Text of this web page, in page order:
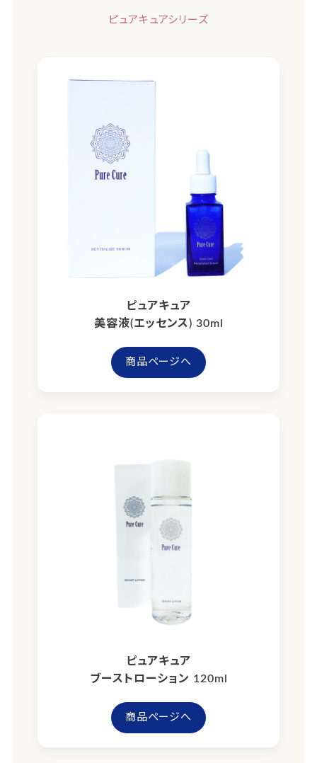
ピュアキュアシリーズ
ピュアキュア
美容液(エッセンス) 30ml
商品ページへ
ピュアキュア
ブーストローション 120ml
商品ページへ